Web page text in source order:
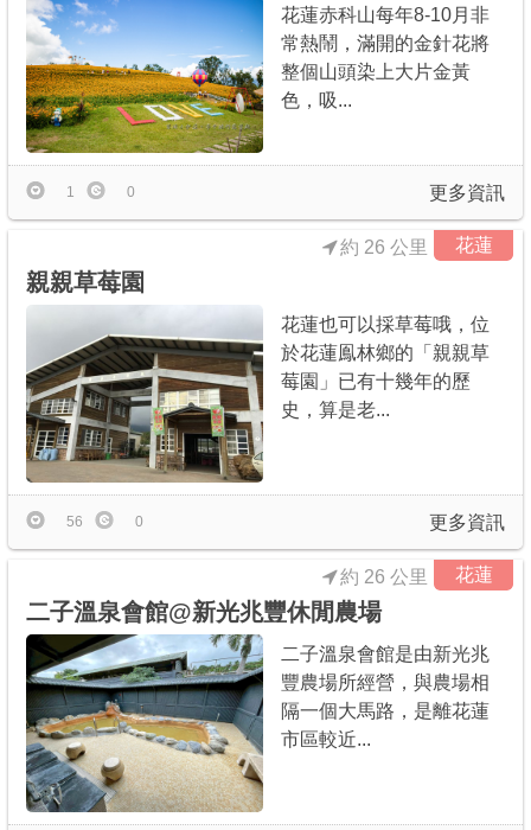
花蓮赤科山每年8-10月非
常熱鬧，滿開的金針花將
整個山頭染上大片金黃
色，吸...
更多資訊
1 0
花蓮
親親草莓園
約 26 公里
花蓮也可以採草莓哦，位
於花蓮鳯林鄉的「親親草
莓園」已有十幾年的歷
史，算是老...
更多資訊
56 0
花蓮
二子溫泉會館@新光兆豐休閒農場
約 26 公里
二子溫泉會館是由新光兆
豐農場所經營，與農場相
隔一個大馬路，是離花蓮
市區較近...